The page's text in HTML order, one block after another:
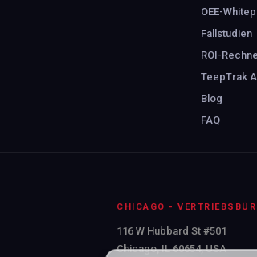
OEE-
Fallstudien
ROI-
TeepTrak
Blog
FAQ
CHICAGO -
116 W Hubbard St #501
Chicago, IL 60654, USA